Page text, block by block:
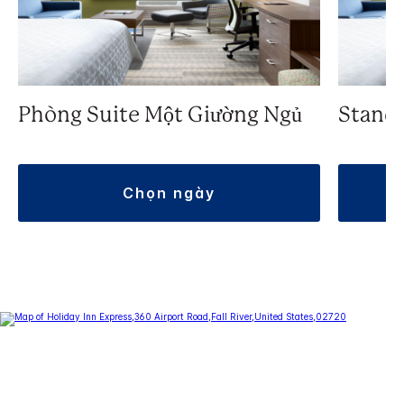
Phòng Suite Một Giường Ngủ
chọn ngày